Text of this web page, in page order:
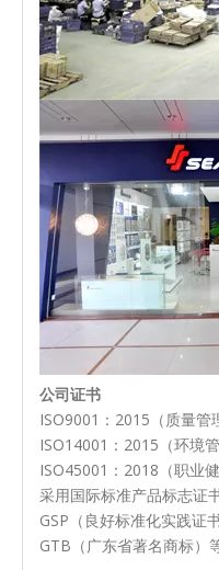
公司证书
ISO9001：2015（质量管
ISO14001：2015（环境管
ISO45001：2018（职业
采用国际标准产品标志证
GSP（良好标准化实践证书
GTB（广东省著名商标）